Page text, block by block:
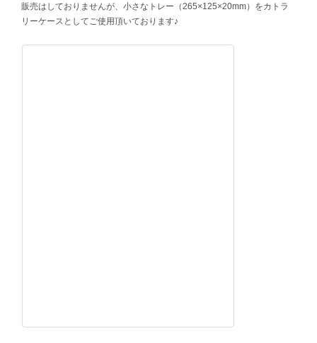
販売はしておりませんが、小さなトレー（265×125×20mm）をカトラ
リーケースとしてご使用頂いております♪